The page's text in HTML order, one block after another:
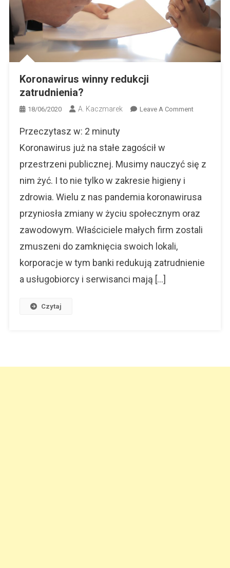
Koronawirus winny redukcji
zatrudnienia?
18/06/2020 A. Kaczmarek Leave A CommentOn
Przeczytasz w: 2 minuty
Koronawirus już na stałe zagościł w
przestrzeni publicznej. Musimy nauczyć się z
nim żyć. I to nie tylko w zakresie higieny i
zdrowia. Wielu z nas pandemia koronawirusa
przyniosła zmiany w życiu społecznym oraz
zawodowym. Właściciele małych firm zostali
zmuszeni do zamknięcia swoich lokali,
korporacje w tym banki redukują zatrudnienie
a usługobiorcy i serwisanci mają […]
Czytaj